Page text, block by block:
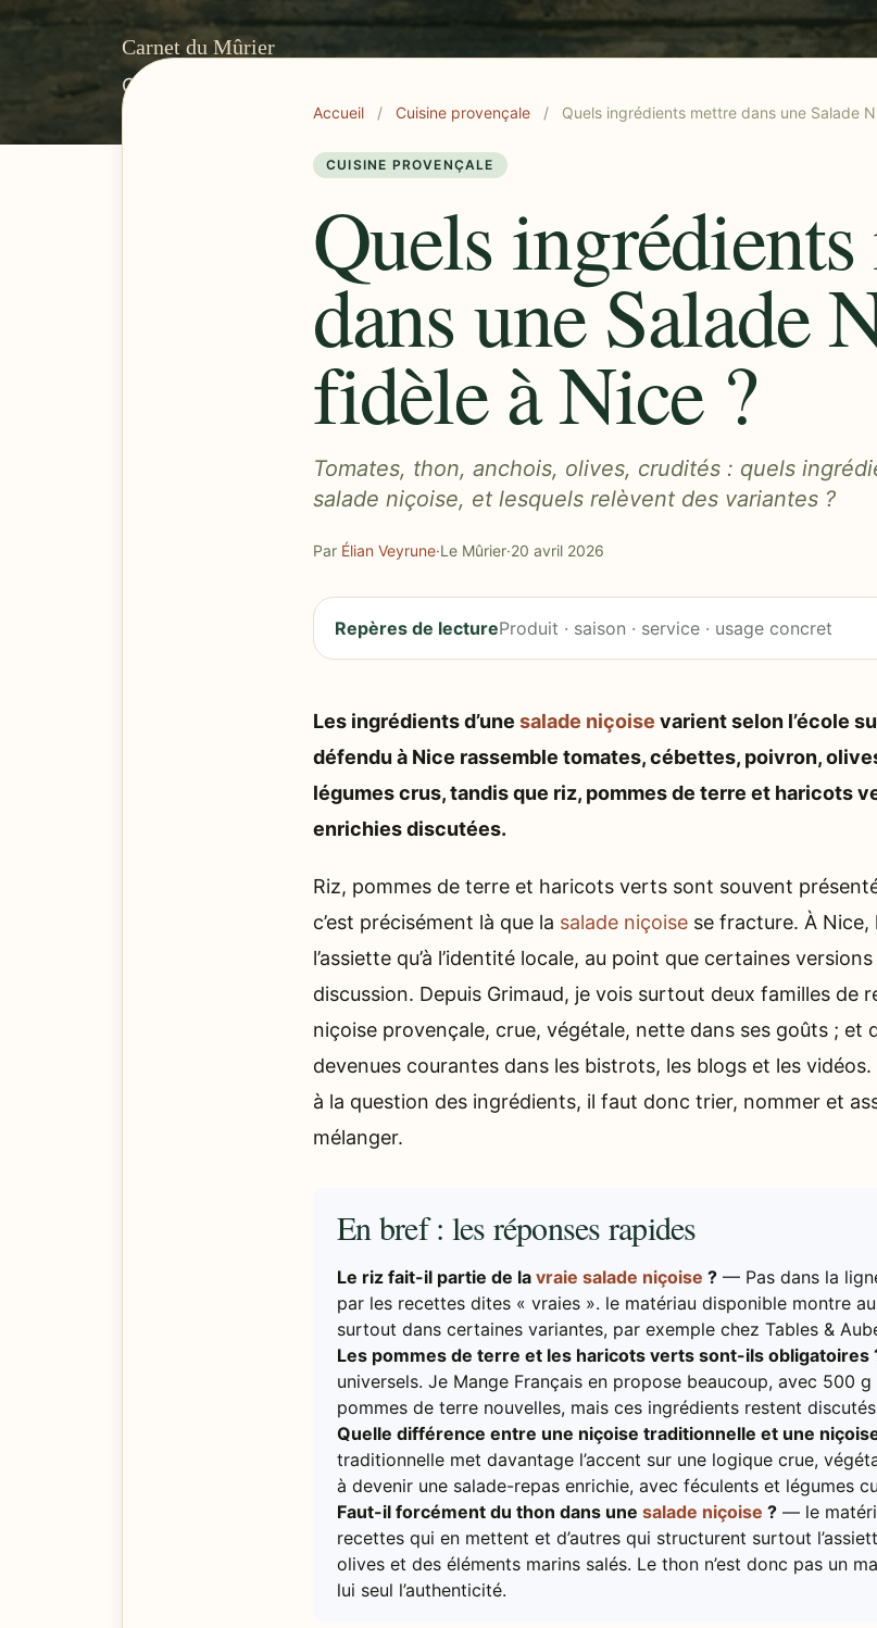
Carnet du Mûrier
Cuisine provençale, tables du Var et routes gourmandes méditerranéennes.
Accueil / Cuisine provençale / Quels ingrédients mettre dans une Salade
CUISINE PROVENÇALE
Quels
dans une Salade
fidèle à Nice ?
Tomates, thon, anchois, olives, crudités : quels
salade niçoise, et lesquels relèvent des variantes ?
Par Élian Veyrune·Le Mûrier·20 avril 2026
Repères de lectureProduit · saison · service · usage concret
Les ingrédients d’une salade niçoise varient selon l’école
défendu à Nice rassemble tomates, cébettes, poivron,
légumes crus, tandis que riz, pommes de terre et haricots
enrichies discutées.
Riz, pommes de terre et haricots verts sont souvent
c’est précisément là que la salade niçoise se fracture. À
l’assiette qu’à l’identité locale, au point que certaines
discussion. Depuis Grimaud, je vois surtout deux familles de
niçoise provençale, crue, végétale, nette dans ses goûts ; et
devenues courantes dans les bistrots, les blogs et les
à la question des ingrédients, il faut donc trier, nommer et
mélanger.
En bref : les réponses rapides
Le riz fait-il partie de la vraie salade niçoise ? — Pas dans la
par les recettes dites « vraies ». le matériau disponible montre
surtout dans certaines variantes, par exemple chez Tables &
Les pommes de terre et les haricots verts sont-ils obligatoires
universels. Je Mange Français en propose beaucoup, avec 500
pommes de terre nouvelles, mais ces ingrédients restent
Quelle différence entre une niçoise traditionnelle et une
traditionnelle met davantage l’accent sur une logique crue,
à devenir une salade-repas enrichie, avec féculents et légumes
Faut-il forcément du thon dans une salade niçoise ? — le
recettes qui en mettent et d’autres qui structurent surtout
olives et des éléments marins salés. Le thon n’est donc pas un
lui seul l’authenticité.